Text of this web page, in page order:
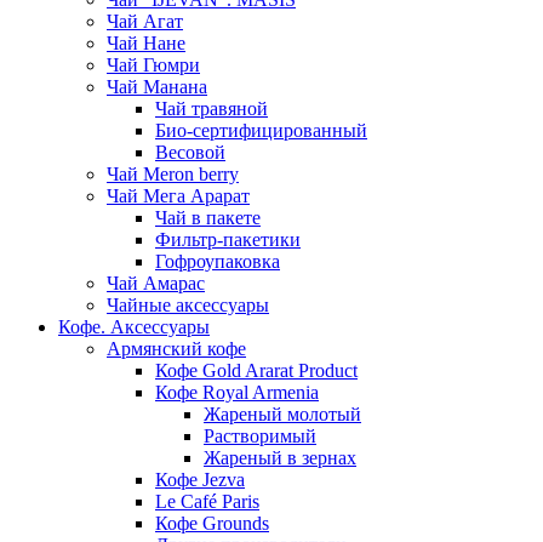
Чай Агат
Чай Нане
Чай Гюмри
Чай Манана
Чай травяной
Био-сертифицированный
Весовой
Чай Meron berry
Чай Мега Арарат
Чай в пакете
Фильтр-пакетики
Гофроупаковка
Чай Амарас
Чайные аксессуары
Кофе. Аксессуары
Армянский кофе
Кофе Gold Ararat Product
Кофе Royal Armenia
Жареный молотый
Растворимый
Жареный в зернах
Кофе Jezva
Le Café Paris
Кофе Grounds